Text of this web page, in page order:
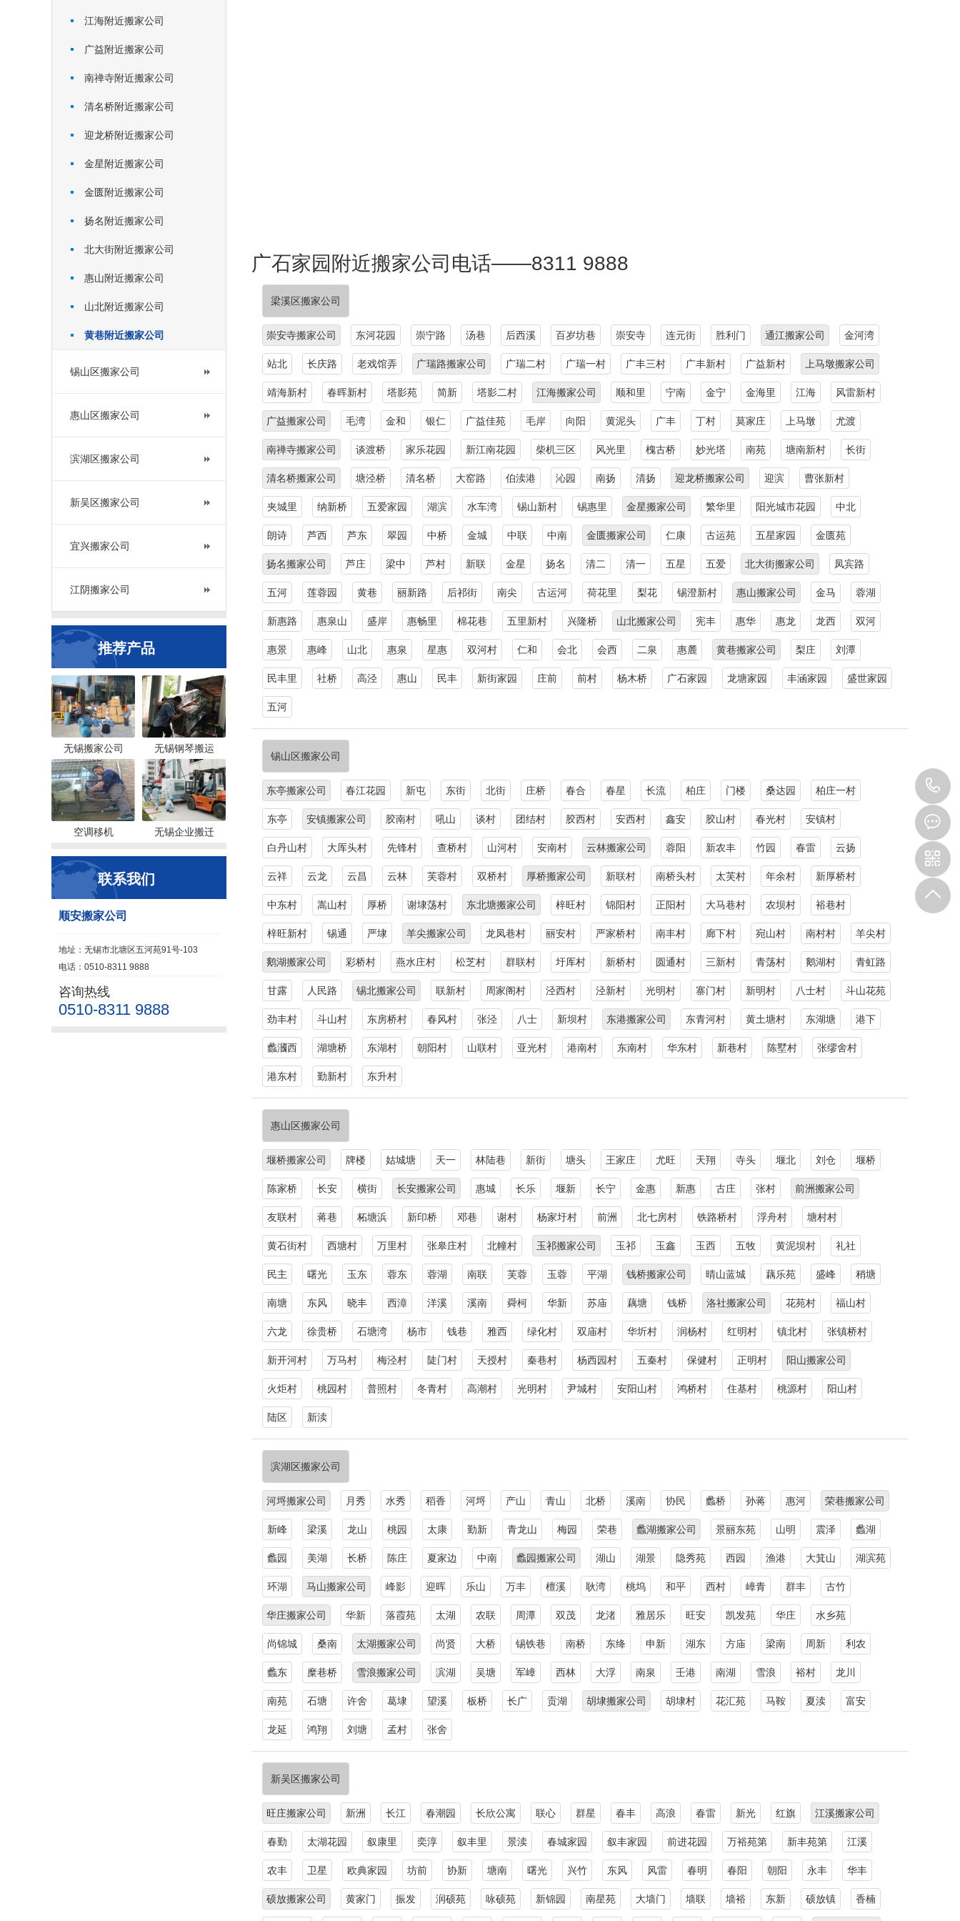
江海附近搬家公司
广益附近搬家公司
南禅寺附近搬家公司
清名桥附近搬家公司
迎龙桥附近搬家公司
金星附近搬家公司
金匮附近搬家公司
扬名附近搬家公司
北大街附近搬家公司
惠山附近搬家公司
山北附近搬家公司
黄巷附近搬家公司
锡山区搬家公司
惠山区搬家公司
滨湖区搬家公司
新吴区搬家公司
宜兴搬家公司
江阴搬家公司
推荐产品
无锡搬家公司 无锡钢琴搬运
空调移机 无锡企业搬迁
联系我们
顺安搬家公司
地址：无锡市北塘区五河苑91号-103
电话：0510-8311 9888
咨询热线
0510-8311 9888
广石家园附近搬家公司电话——8311 9888
梁溪区搬家公司
崇安寺搬家公司 东河花园 崇宁路 汤巷 后西溪 百岁坊巷 崇安寺 连元街 胜利门 通江搬家公司 金河湾
站北 长庆路 老戏馆弄 广瑞路搬家公司 广瑞二村 广瑞一村 广丰三村 广丰新村 广益新村 上马墩搬家公司
靖海新村 春晖新村 塔影苑 简新 塔影二村 江海搬家公司 顺和里 宁南 金宁 金海里 江海 风雷新村
广益搬家公司 毛湾 金和 银仁 广益佳苑 毛岸 向阳 黄泥头 广丰 丁村 莫家庄 上马墩 尤渡
南禅寺搬家公司 谈渡桥 家乐花园 新江南花园 柴机三区 风光里 槐古桥 妙光塔 南苑 塘南新村 长街
清名桥搬家公司 塘泾桥 清名桥 大窑路 伯渎港 沁园 南扬 清扬 迎龙桥搬家公司 迎滨 曹张新村
夹城里 纳新桥 五爱家园 湖滨 水车湾 锡山新村 锡惠里 金星搬家公司 繁华里 阳光城市花园 中北
朗诗 芦西 芦东 翠园 中桥 金城 中联 中南 金匮搬家公司 仁康 古运苑 五星家园 金匮苑
扬名搬家公司 芦庄 梁中 芦村 新联 金星 扬名 清二 清一 五星 五爱 北大街搬家公司 凤宾路
五河 莲蓉园 黄巷 丽新路 后祁街 南尖 古运河 荷花里 梨花 锡澄新村 惠山搬家公司 金马 蓉湖
新惠路 惠泉山 盛岸 惠畅里 棉花巷 五里新村 兴隆桥 山北搬家公司 宪丰 惠华 惠龙 龙西 双河
惠景 惠峰 山北 惠泉 星惠 双河村 仁和 会北 会西 二泉 惠麓 黄巷搬家公司 梨庄 刘潭
民丰里 社桥 高泾 惠山 民丰 新街家园 庄前 前村 杨木桥 广石家园 龙塘家园 丰涵家园 盛世家园
五河
锡山区搬家公司
东亭搬家公司 春江花园 新屯 东街 北街 庄桥 春合 春星 长流 柏庄 门楼 桑达园 柏庄一村
东亭 安镇搬家公司 胶南村 吼山 谈村 团结村 胶西村 安西村 鑫安 胶山村 春光村 安镇村
白丹山村 大厍头村 先锋村 查桥村 山河村 安南村 云林搬家公司 蓉阳 新农丰 竹园 春雷 云扬
云祥 云龙 云昌 云林 芙蓉村 双桥村 厚桥搬家公司 新联村 南桥头村 太芙村 年余村 新厚桥村
中东村 嵩山村 厚桥 谢埭荡村 东北塘搬家公司 梓旺村 锦阳村 正阳村 大马巷村 农坝村 裕巷村
梓旺新村 锡通 严埭 羊尖搬家公司 龙凤巷村 丽安村 严家桥村 南丰村 廊下村 宛山村 南村村 羊尖村
鹅湖搬家公司 彩桥村 燕水庄村 松芝村 群联村 圩厍村 新桥村 圆通村 三新村 青荡村 鹅湖村 青虹路
甘露 人民路 锡北搬家公司 联新村 周家阁村 泾西村 泾新村 光明村 寨门村 新明村 八士村 斗山花苑
劲丰村 斗山村 东房桥村 春风村 张泾 八士 新坝村 东港搬家公司 东青河村 黄土塘村 东湖塘 港下
蠡漍西 湖塘桥 东湖村 朝阳村 山联村 亚光村 港南村 东南村 华东村 新巷村 陈墅村 张缪舍村
港东村 勤新村 东升村
惠山区搬家公司
堰桥搬家公司 牌楼 姑城塘 天一 林陆巷 新街 塘头 王家庄 尤旺 天翔 寺头 堰北 刘仓 堰桥
陈家桥 长安 横街 长安搬家公司 惠城 长乐 堰新 长宁 金惠 新惠 古庄 张村 前洲搬家公司
友联村 蒋巷 柘塘浜 新印桥 邓巷 谢村 杨家圩村 前洲 北七房村 铁路桥村 浮舟村 塘村村
黄石街村 西塘村 万里村 张皋庄村 北幢村 玉祁搬家公司 玉祁 玉鑫 玉西 五牧 黄泥坝村 礼社
民主 曙光 玉东 蓉东 蓉湖 南联 芙蓉 玉蓉 平湖 钱桥搬家公司 晴山蓝城 藕乐苑 盛峰 稍塘
南塘 东风 晓丰 西漳 洋溪 溪南 舜柯 华新 苏庙 藕塘 钱桥 洛社搬家公司 花苑村 福山村
六龙 徐贵桥 石塘湾 杨市 钱巷 雅西 绿化村 双庙村 华圻村 润杨村 红明村 镇北村 张镇桥村
新开河村 万马村 梅泾村 陡门村 天授村 秦巷村 杨西园村 五秦村 保健村 正明村 阳山搬家公司
火炬村 桃园村 普照村 冬青村 高潮村 光明村 尹城村 安阳山村 鸿桥村 住基村 桃源村 阳山村
陆区 新渎
滨湖区搬家公司
河埒搬家公司 月秀 水秀 稻香 河埒 产山 青山 北桥 溪南 协民 蠡桥 孙蒋 惠河 荣巷搬家公司
新峰 梁溪 龙山 桃园 太康 勤新 青龙山 梅园 荣巷 蠡湖搬家公司 景丽东苑 山明 震泽 蠡湖
蠡园 美湖 长桥 陈庄 夏家边 中南 蠡园搬家公司 湖山 湖景 隐秀苑 西园 渔港 大箕山 湖滨苑
环湖 马山搬家公司 峰影 迎晖 乐山 万丰 檀溪 耿湾 桃坞 和平 西村 嶂青 群丰 古竹
华庄搬家公司 华新 落霞苑 太湖 农联 周潭 双茂 龙渚 雅居乐 旺安 凯发苑 华庄 水乡苑
尚锦城 桑南 太湖搬家公司 尚贤 大桥 锡铁巷 南桥 东绛 申新 湖东 方庙 梁南 周新 利农
蠡东 糜巷桥 雪浪搬家公司 滨湖 吴塘 军嶂 西林 大浮 南泉 壬港 南湖 雪浪 裕村 龙川
南苑 石塘 许舍 葛埭 望溪 板桥 长广 贡湖 胡埭搬家公司 胡埭村 花汇苑 马鞍 夏渎 富安
龙延 鸿翔 刘塘 孟村 张舍
新吴区搬家公司
旺庄搬家公司 新洲 长江 春潮园 长欣公寓 联心 群星 春丰 高浪 春雷 新光 红旗 江溪搬家公司
春勤 太湖花园 叙康里 奕淳 叙丰里 景渎 春城家园 叙丰家园 前进花园 万裕苑第 新丰苑第 江溪
农丰 卫星 欧典家园 坊前 协新 塘南 曙光 兴竹 东风 风雷 春明 春阳 朝阳 永丰 华丰
硕放搬家公司 黄家门 振发 润硕苑 咏硕苑 新锦园 南星苑 大墙门 墙联 墙裕 东新 硕放镇 香楠